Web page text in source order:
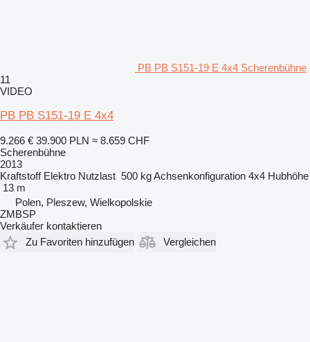
PB PB S151-19 E 4x4 Scherenbühne
11
VIDEO
PB PB S151-19 E 4x4
9.266 € 39.900 PLN ≈ 8.659 CHF
Scherenbühne
2013
Kraftstoff Elektro Nutzlast 500 kgAchsenkonfiguration 4x4 Hubhöhe
13 m
Polen, Pleszew, Wielkopolskie
ZMBSP
Verkäufer kontaktieren
Zu Favoriten hinzufügen
Vergleichen